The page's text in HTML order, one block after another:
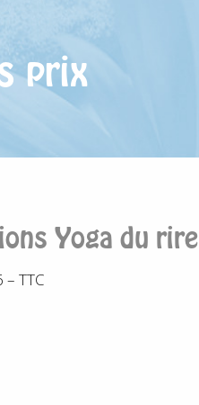
prix
Yoga du rire
TTC